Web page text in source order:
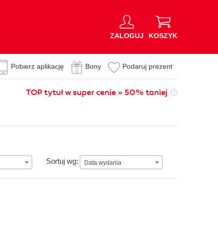
ZALOGUJ KOSZYK
Pobierz aplikację Bony Podaruj prezent
TOP tytuł w super cenie » 50% taniej
Sortuj wg: Data wydania
Data wydania